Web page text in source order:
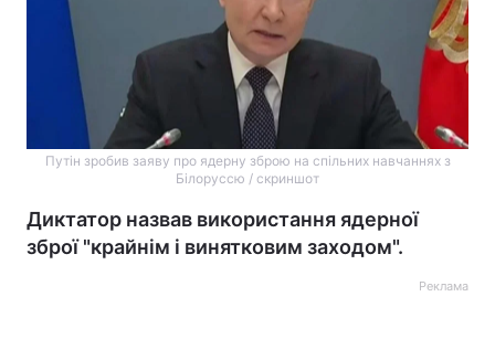
Путін зробив заяву про ядерну зброю на спільних навчаннях з
Білоруссю / скриншот
Диктатор назвав використання ядерної
зброї "крайнім і винятковим заходом".
Реклама